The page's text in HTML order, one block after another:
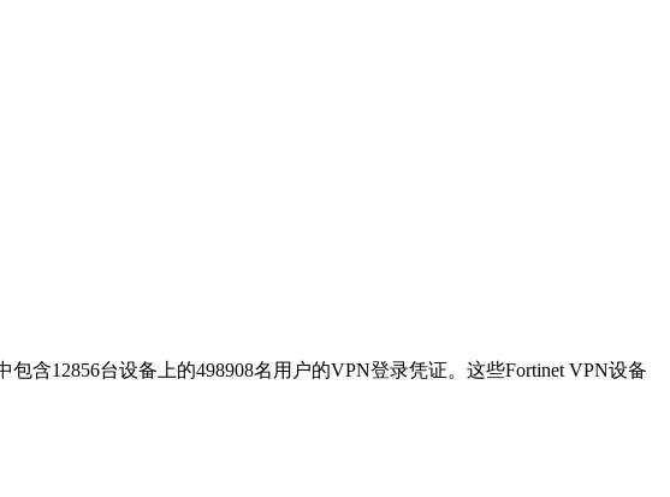
含12856台设备上的498908名用户的VPN登录凭证。这些Fortinet VPN设备